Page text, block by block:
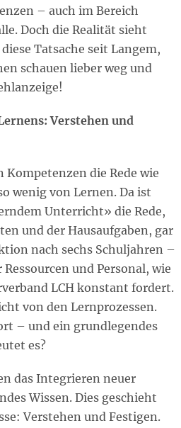
– auch im Bereich
Doch die Realität sieht
Tatsache seit Langem,
schauen lieber weg und
Verstehen und
Kompetenzen die Rede wie
wenig von Lernen. Da ist
Unterricht» die Rede,
und der Hausaufgaben, gar
nach sechs Schuljahren –
und Personal, wie
LCH konstant fordert.
von den Lernprozessen.
– und ein grundlegendes
es?
das Integrieren neuer
Wissen. Dies geschieht
Verstehen und Festigen.